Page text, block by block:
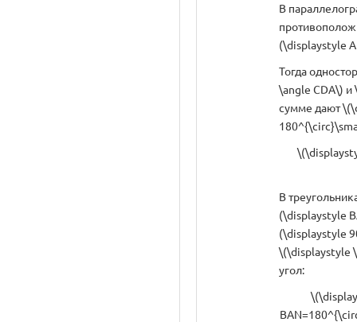
В
(\displaystyle
Тогда
\angle CDA\) и
сумме дают
В
(\displaystyle
(\displaystyle
\(\displaystyle
угол: